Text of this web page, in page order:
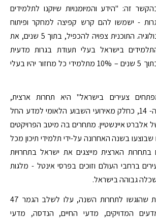
זה: "הידע והמיומנויות שיוקנו לתלמידים
- ישמשו להם קרש קפיצה למחקר ופיתוח
בתחומי המדע ובטכנולוגיה. התוכנית צפויה להכפיל, בתוך 5 שנים, את
בישראל בעלי תעודת בגרות מדעית
מצוינת. היעד הוא שבתוך 5 שנים – 10% מתלמידי כל מחזור יהיו בעלי
צעירים בישראל" היא תחרות ארצית,
המתקיימת זו השנה ה- 14, כחלק מאירועי השבוע הלאומי למדע החל
אלברט איינשטיין. מתחרים בה מיטב הפרויקטים
שבוצעו בשנה האחרונה על-ידי תלמידי תיכון מכל
הארצית מייצגים את ישראל בתחרויות
ברחבי העולם וזוכים בפרסי אינטל - מלגות
גבוהה בישראל.
מתוך כ- 270 עבודות שהוגשו לתחרות השנה, עלו לשלב הגמר 47
המדויקים, מדעי החיים, הנדסה, מדעי